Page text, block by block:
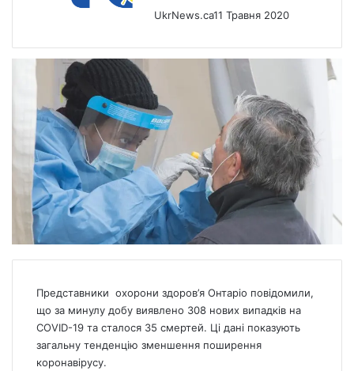
UkrNews.ca11 Травня 2020
Представники охорони здоров’я Онтаріо повідомили,
що за минулу добу виявлено 308 нових випадків на
COVID-19 та сталося 35 смертей. Ці дані показують
загальну тенденцію зменшення поширення
коронавірусу.